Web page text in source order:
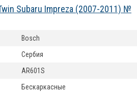
Subaru Impreza (2007-2011) №
Bosch
Сербия
AR601S
Бескаркасные